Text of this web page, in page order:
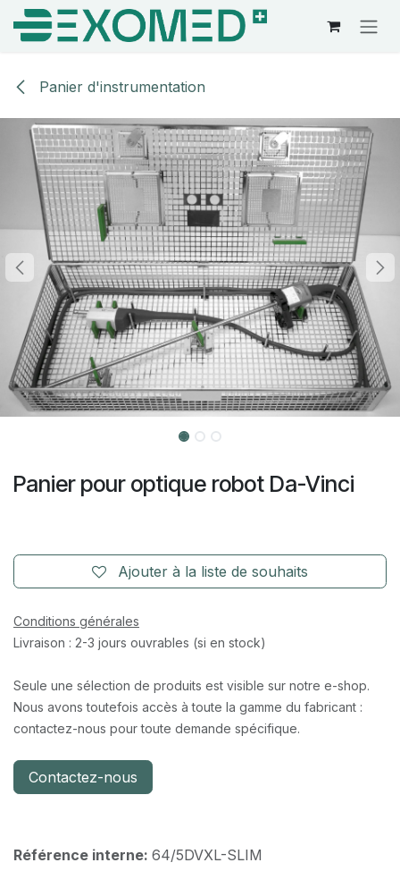
Se rendre au contenu
Panier d'instrumentation
Panier pour optique robot Da-Vinci
Ajouter à la liste de souhaits
Conditions générales
Livraison : 2-3 jours ouvrables (si en stock)
Seule une sélection de produits est visible sur notre e-shop.
Nous avons toutefois accès à toute la gamme du fabricant :
contactez-nous pour toute demande spécifique.
Contactez-nous
Référence interne: 64/5DVXL-SLIM